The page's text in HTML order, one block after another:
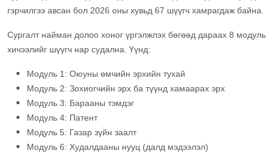
гэрчилгээ авсан бол 2026 оны хувьд 67 шүүгч хамрагдаж байна.
Сургалт найман долоо хоног үргэлжлэх бөгөөд дараах 8 модуль
хичээлийг шүүгч нар судална. Үүнд:
Модуль 1: Оюуны өмчийн эрхийн тухай
Модуль 2: Зохиогчийн эрх ба түүнд хамаарах эрх
Модуль 3: Барааны тэмдэг
Модуль 4: Патент
Модуль 5: Газар зүйн заалт
Модуль 6: Худалдааны нууц (далд мэдээлэл)